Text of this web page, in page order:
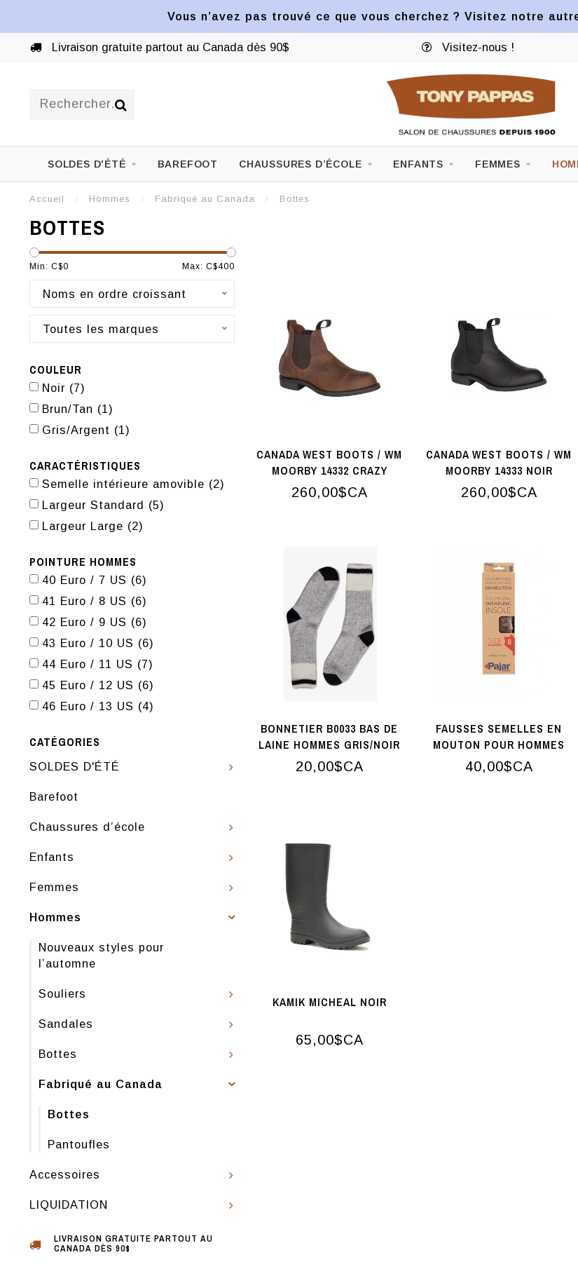
Vous n’avez pas trouvé ce que vous cherchez ? Visitez notre
Livraison gratuite partout au Canada dès 90$ Visitez-nous !
SOLDES D'ÉTÉ BAREFOOT CHAUSSURES D’ÉCOLE ENFANTS FEMMES
Accueil / Hommes / Fabriqué au Canada / Bottes
BOTTES
Min: C$0 Max: C$400
Noms en ordre croissant
Toutes les marques
COULEUR
Noir (7)
Brun/Tan (1)
Gris/Argent (1)
CARACTÉRISTIQUES
Semelle intérieure amovible (2)
Largeur Standard (5)
Largeur Large (2)
POINTURE HOMMES
40 Euro / 7 US (6)
41 Euro / 8 US (6)
42 Euro / 9 US (6)
43 Euro / 10 US (6)
44 Euro / 11 US (7)
45 Euro / 12 US (6)
46 Euro / 13 US (4)
CATÉGORIES
SOLDES D'ÉTÉ
Barefoot
Chaussures d’école
Enfants
Femmes
Hommes
Nouveaux styles pour
l’automne
Souliers
Sandales
Bottes
Fabriqué au Canada
Bottes
Pantoufles
Accessoires
LIQUIDATION
LIVRAISON GRATUITE PARTOUT AU
CANADA DÈS 90$
CANADA WEST BOOTS / WM
MOORBY 14332 CRAZY
HORSE
260,00$CA
CANADA WEST BOOTS / WM
MOORBY 14333 NOIR
LOGGERTAN
260,00$CA
BONNETIER B0033 BAS DE
LAINE HOMMES GRIS/NOIR
20,00$CA
FAUSSES SEMELLES EN
MOUTON POUR HOMMES
40,00$CA
KAMIK MICHEAL NOIR
65,00$CA